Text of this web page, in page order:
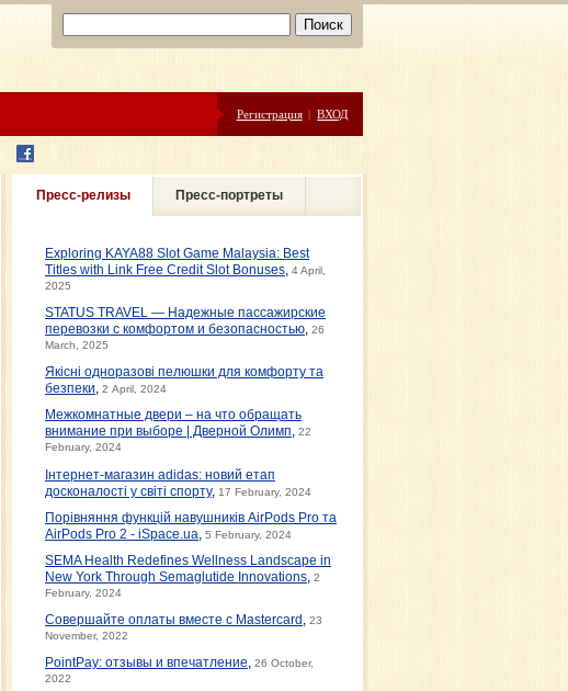
Регистрация | ВХОД
Пресс-релизы Пресс-портреты
Exploring KAYA88 Slot Game Malaysia: Best
Titles with Link Free Credit Slot Bonuses 4 April,
2025
STATUS TRAVEL — Надежные пассажирские
перевозки с комфортом и безопасностью 26
March, 2025
Якісні одноразові пелюшки для комфорту та
безпеки
2 April, 2024
Межкомнатные двери – на что обращать
внимание при выборе | Дверной Олимп
22
February, 2024
Інтернет-магазин adidas: новий етап
досконалості у світі спорту, 17 February, 2024
Порівняння функцій навушників AirPods Pro та
AirPods Pro 2 - iSpace.ua
5 February, 2024
SEMA Health Redefines Wellness Landscape in
New York Through Semaglutide Innovations 2
February, 2024
Совершайте оплаты вместе с Mastercard 23
November, 2022
PointPay: отзывы и впечатление 26 October,
2022